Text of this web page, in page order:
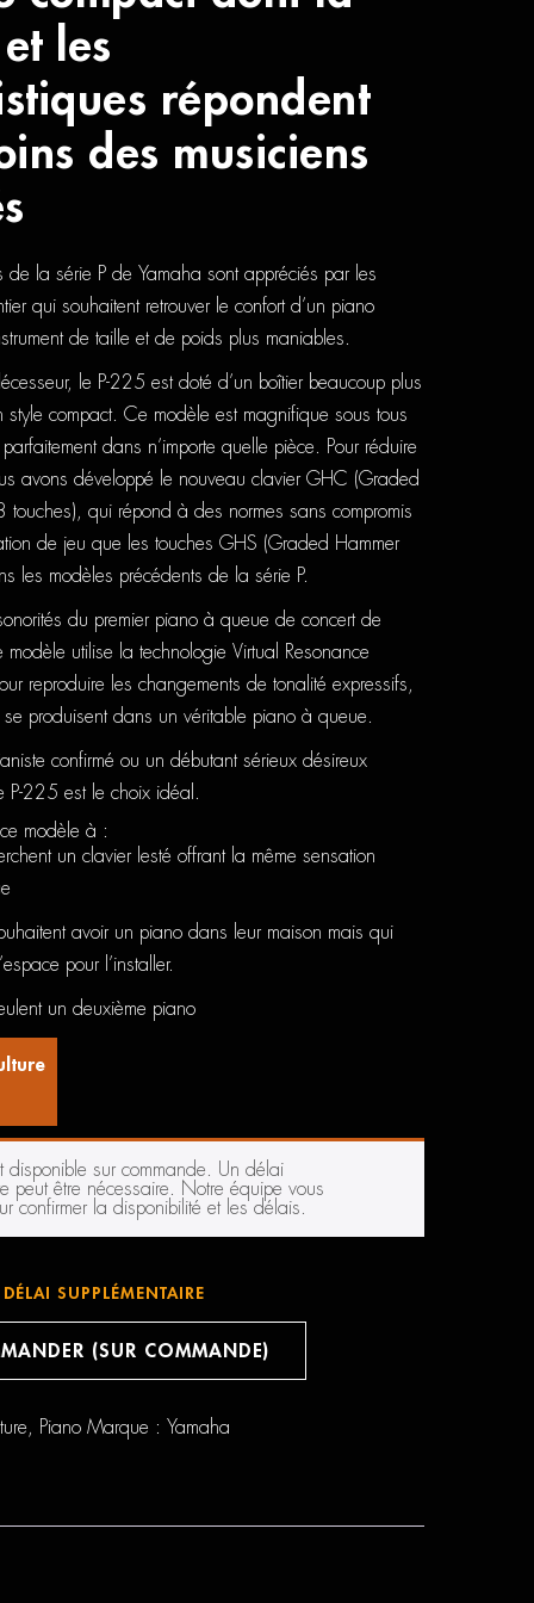
les
répondent
des musiciens
de la série P de Yamaha sont appréciés par les
qui souhaitent retrouver le confort d’un piano
de taille et de poids plus maniables.
le P-225 est doté d’un boîtier beaucoup plus
style compact. Ce modèle est magnifique sous tous
dans n’importe quelle pièce. Pour réduire
avons développé le nouveau clavier GHC (Graded
touches), qui répond à des normes sans compromis
de jeu que les touches GHS (Graded Hammer
les modèles précédents de la série P.
du premier piano à queue de concert de
modèle utilise la technologie Virtual Resonance
reproduire les changements de tonalité expressifs,
produisent dans un véritable piano à queue.
confirmé ou un débutant sérieux désireux
P-225 est le choix idéal.
modèle à :
un clavier lesté offrant la même sensation
avoir un piano dans leur maison mais qui
pour l’installer.
un deuxième piano
disponible sur commande. Un délai
peut être nécessaire. Notre équipe vous
confirmer la disponibilité et les délais.
SUPPLÉMENTAIRE
(SUR COMMANDE)
Piano Marque : Yamaha